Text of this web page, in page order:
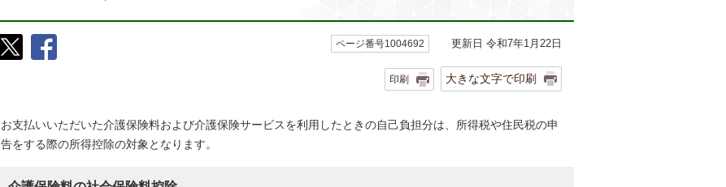
ページ番号1004692 更新日 令和7年1月22日
印刷 大きな文字で印刷
お支払いいただいた介護保険料および介護保険サービスを利用したときの自己負担分は、所得税や住民税の申
告をする際の所得控除の対象となります。